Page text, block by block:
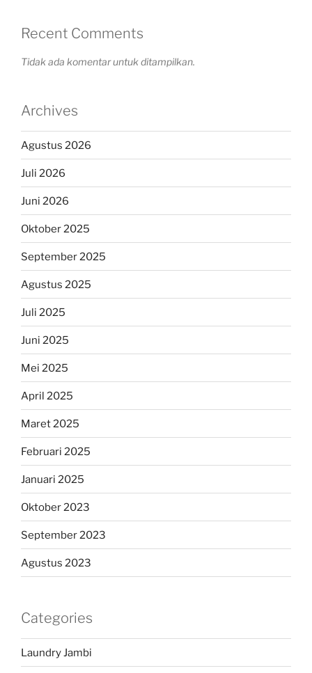
Recent Comments
Tidak ada komentar untuk ditampilkan.
Archives
Agustus 2026
Juli 2026
Juni 2026
Oktober 2025
September 2025
Agustus 2025
Juli 2025
Juni 2025
Mei 2025
April 2025
Maret 2025
Februari 2025
Januari 2025
Oktober 2023
September 2023
Agustus 2023
Categories
Laundry Jambi